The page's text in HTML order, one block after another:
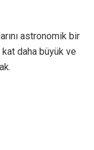
astronomik bir
kat daha büyük ve